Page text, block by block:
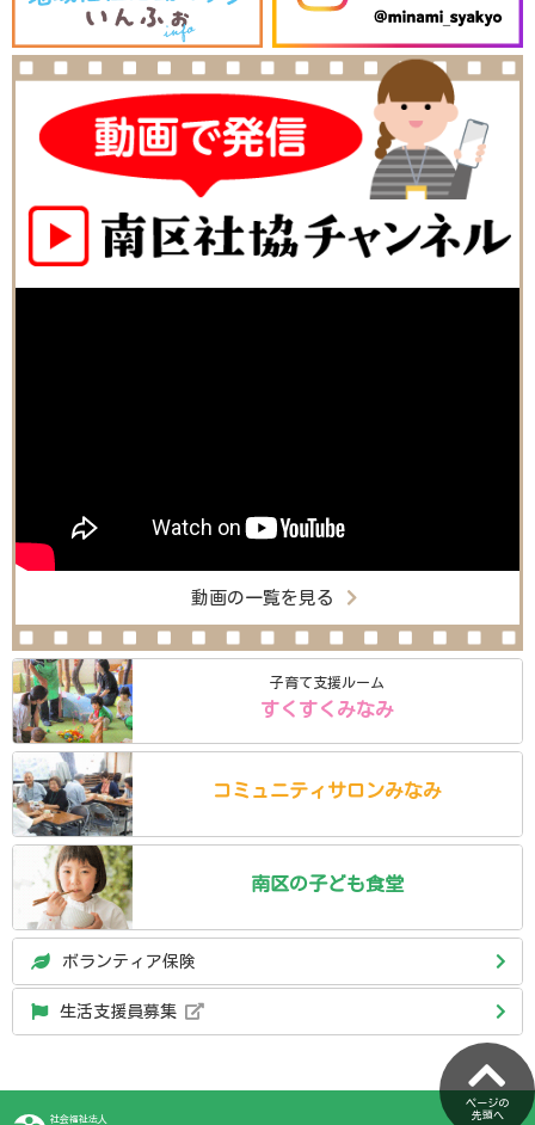
動画の一覧を見る
子育て支援ルーム
すくすくみなみ
コミュニティ サロンみなみ
南区の子ども食堂
ボランティア保険
生活支援員募集
ページの
先頭へ
社会福祉法人